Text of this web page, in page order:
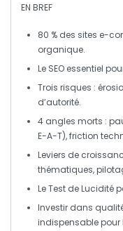
EN BREF
80 % des sites e-
organique.
Le SEO essentiel
Trois risques :
d’autorité.
4 angles morts :
E-A-T), friction
Leviers de
thématiques,
LeTest de Lucidité
Investir dans
indispensable pour